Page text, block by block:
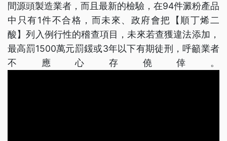
間源頭製造業者，而且最新的檢驗，在94件澱粉產品
中只有1件不合格，而未來、政府會把【順丁烯二
酸】列入例行性的稽查項目，未來若查獲違法添加，
最高罰1500萬元罰鍰或3年以下有期徒刑，呼籲業者
不應心存僥倖。